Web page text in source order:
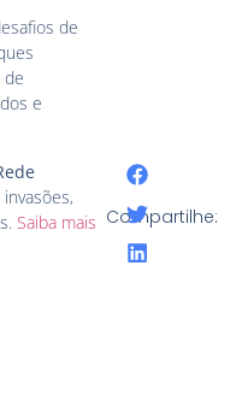
de
de
e
Saiba mais Compartilhe: